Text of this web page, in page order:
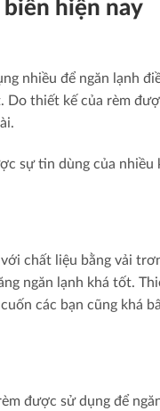
biến hiện nay
nhiều để ngăn lạnh
Do thiết kế của rèm
sự tin dùng của
chất liệu bằng vải
ngăn lạnh khá tốt.
các bạn cũng khá
được sử dụng để